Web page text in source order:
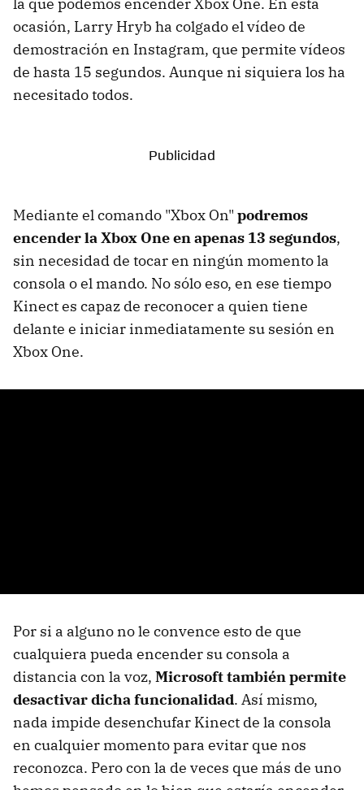
ocasión, Larry Hryb ha colgado el vídeo de
demostración en Instagram, que permite vídeos
de hasta 15 segundos. Aunque ni siquiera los ha
necesitado todos.
Mediante el comando "Xbox On" podremos
encender la Xbox One en apenas 13 segundos,
sin necesidad de tocar en ningún momento la
consola o el mando. No sólo eso, en ese tiempo
Kinect es capaz de reconocer a quien tiene
delante e iniciar inmediatamente su sesión en
Xbox One.
Por si a alguno no le convence esto de que
cualquiera pueda encender su consola a
distancia con la voz, Microsoft también permite
desactivar dicha funcionalidad. Así mismo,
nada impide desenchufar Kinect de la consola
en cualquier momento para evitar que nos
reconozca. Pero con la de veces que más de uno